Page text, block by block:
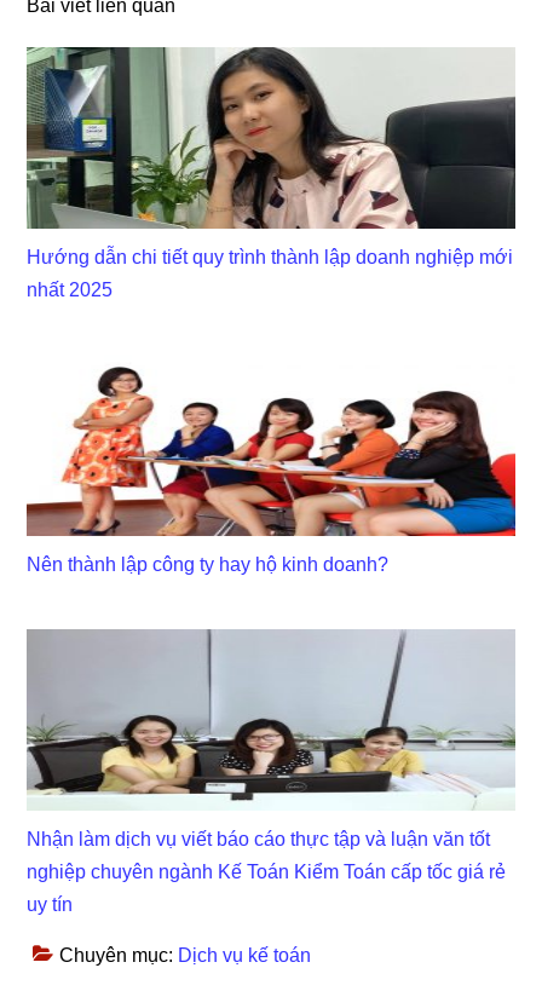
Bài viết liên quan
Hướng dẫn chi tiết quy trình thành lập doanh nghiệp mới
nhất 2025
Nên thành lập công ty hay hộ kinh doanh?
Nhận làm dịch vụ viết báo cáo thực tập và luận văn tốt
nghiệp chuyên ngành Kế Toán Kiểm Toán cấp tốc giá rẻ
uy tín
Chuyên mục: Dịch vụ kế toán